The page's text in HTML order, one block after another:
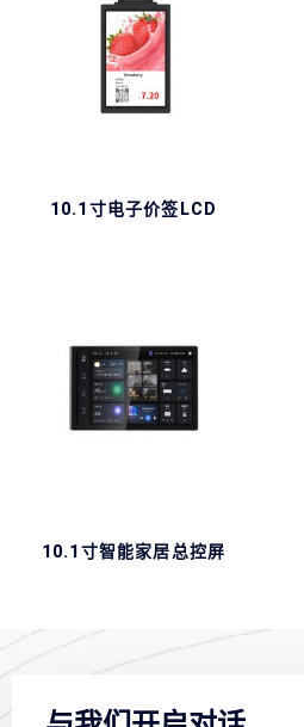
10.1寸电子价签LCD
10.1寸智能家居总控屏